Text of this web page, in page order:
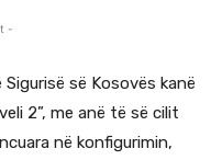
-
së Kosovës kanë
2”, me anë të së cilit
në konfigurimin,